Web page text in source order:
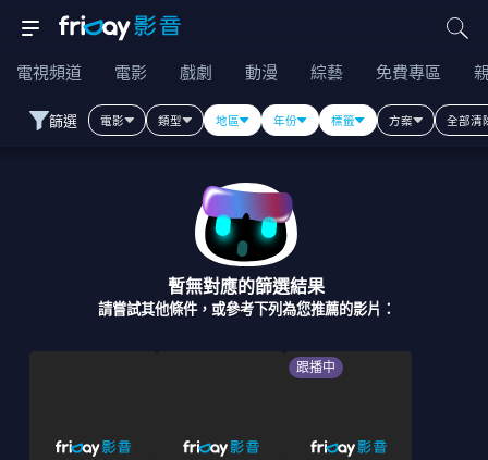
電視頻道 電影 戲劇 動漫 綜藝 免費專區
篩選 電影 類型 地區 年份 標籤 方案 全部清
暫無對應的篩選結果
請嘗試其他條件，或參考下列為您推薦的影片：
跟播中